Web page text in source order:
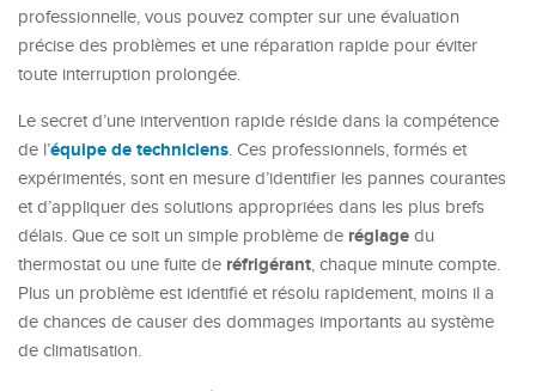
professionnelle, vous pouvez compter sur une évaluation
précise des problèmes et une réparation rapide pour éviter
toute interruption prolongée.
Le secret d’une intervention rapide réside dans la compétence
de l’équipe de techniciens. Ces professionnels, formés et
expérimentés, sont en mesure d’identifier les pannes courantes
et d’appliquer des solutions appropriées dans les plus brefs
délais. Que ce soit un simple problème de réglage du
thermostat ou une fuite de réfrigérant, chaque minute compte.
Plus un problème est identifié et résolu rapidement, moins il a
de chances de causer des dommages importants au système
de climatisation.